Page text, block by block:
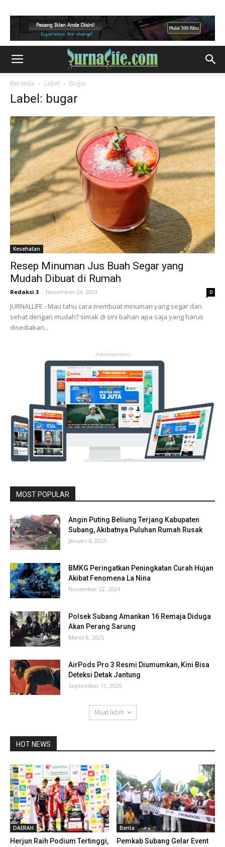
Beranda Label Bugar
Label: bugar
Kesehatan
Resep Minuman Jus Buah Segar yang
Mudah Dibuat di Rumah
Redaksi 3 - November 24, 2023 0
JURNALLIFE - Mau tahu cara membuat minuman yang segar dan
sehat dengan mudah? simak di sini bahan apa saja yang harus
disediakan...
- Advertisement -
MOST POPULAR
Angin Puting Beliung Terjang Kabupaten
Subang, Akibatnya Puluhan Rumah Rusak
Januari 6, 2025
BMKG Peringatkan Peningkatan Curah Hujan
Akibat Fenomena La Nina
November 22, 2024
Polsek Subang Amankan 16 Remaja Diduga
Akan Perang Sarung
Maret 8, 2025
AirPods Pro 3 Resmi Diumumkan, Kini Bisa
Deteksi Detak Jantung
September 11, 2025
Muat lebih
HOT NEWS
DAERAH
Herjun Raih Podium Tertinggi,
Berita
Pemkab Subang Gelar Event